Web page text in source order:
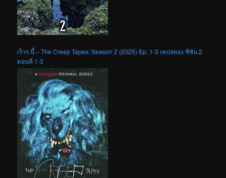
เร็วๆ นี้ – The Creep Tapes: Season 2 (2025) Ep. 1-3 เทปสยอง ซีซัน 2
ตอนที่ 1-3